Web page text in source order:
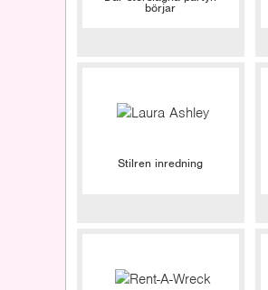
börjar
Stilren inredning